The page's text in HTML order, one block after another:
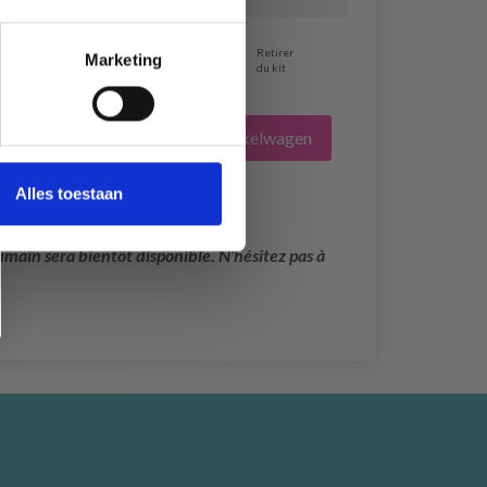
Marketing
Alles toestaan
Retirer
du kit
Alles toevoegen aan winkelwagen
sera bientôt disponible. N’hésitez pas à